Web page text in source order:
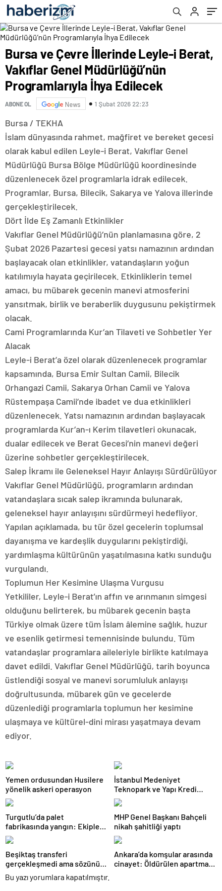
İhya Edilecek
Bursa ve Çevre İllerinde Leyle-i Berat,
Vakıflar Genel Müdürlüğü’nün
Programlarıyla İhya Edilecek
ABONE OL News 1 Şubat 2026 22:23
Bursa / TEKHA
İslam dünyasında rahmet, mağfiret ve bereket gecesi
olarak kabul edilen Leyle-i Berat, Vakıflar Genel
Müdürlüğü Bursa Bölge Müdürlüğü koordinesinde
düzenlenecek özel programlarla idrak edilecek.
Programlar, Bursa, Bilecik, Sakarya ve Yalova illerinde
gerçekleştirilecek.
Dört İlde Eş Zamanlı Etkinlikler
Vakıflar Genel Müdürlüğü’nün planlamasına göre, 2
Şubat 2026 Pazartesi gecesi yatsı namazının ardından
başlayacak olan etkinlikler, vatandaşların yoğun
katılımıyla hayata geçirilecek. Etkinliklerin temel
amacı, bu mübarek gecenin manevi atmosferini
yansıtmak, birlik ve beraberlik duygusunu pekiştirmek
olacak.
Cami Programlarında Kur’an Tilaveti ve Sohbetler Yer
Alacak
Leyle-i Berat’a özel olarak düzenlenecek programlar
kapsamında, Bursa Emir Sultan Camii, Bilecik
Orhangazi Camii, Sakarya Orhan Camii ve Yalova
Rüstempaşa Camii’nde ibadet ve dua etkinlikleri
düzenlenecek. Yatsı namazının ardından başlayacak
programlarda Kur’an-ı Kerim tilavetleri okunacak,
dualar edilecek ve Berat Gecesi’nin manevi değeri
üzerine sohbetler gerçekleştirilecek.
Salep İkramı ile Geleneksel Hayır Anlayışı Sürdürülüyor
Vakıflar Genel Müdürlüğü, programların ardından
vatandaşlara sıcak salep ikramında bulunarak,
geleneksel hayır anlayışını sürdürmeyi hedefliyor.
Yapılan açıklamada, bu tür özel gecelerin toplumsal
dayanışma ve kardeşlik duygularını pekiştirdiği,
yardımlaşma kültürünün yaşatılmasına katkı sunduğu
vurgulandı.
Toplumun Her Kesimine Ulaşma Vurgusu
Yetkililer, Leyle-i Berat’ın affın ve arınmanın simgesi
olduğunu belirterek, bu mübarek gecenin başta
Türkiye olmak üzere tüm İslam âlemine sağlık, huzur
ve esenlik getirmesi temennisinde bulundu. Tüm
vatandaşlar programlara aileleriyle birlikte katılmaya
davet edildi. Vakıflar Genel Müdürlüğü, tarih boyunca
üstlendiği sosyal ve manevi sorumluluk anlayışı
doğrultusunda, mübarek gün ve gecelerde
düzenlediği programlarla toplumun her kesimine
ulaşmaya ve kültürel-dini mirası yaşatmaya devam
ediyor.
Yemen ordusundan Husilere
yönelik askeri operasyon
İstanbul Medeniyet
Teknopark ve Yapı Kredi
FRWRD’den açık inovasyon
buluşması
Turgutlu’da palet
fabrikasında yangın: Ekipler
müdahale etti
MHP Genel Başkanı Bahçeli
nikah şahitliği yaptı
Beşiktaş transferi
gerçekleşmedi ama sözünü
tuttu: 500 kilo karpuz dağıttı
Ankara’da komşular arasında
cinayet: Öldürülen apartman
Bu yazı yorumlara kapatılmıştır.